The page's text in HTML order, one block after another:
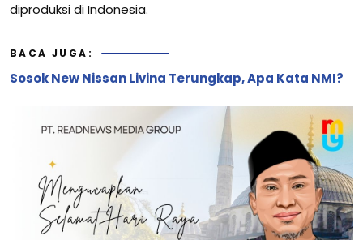
diproduksi di Indonesia.
BACA JUGA:
Sosok New Nissan Livina Terungkap, Apa Kata NMI?